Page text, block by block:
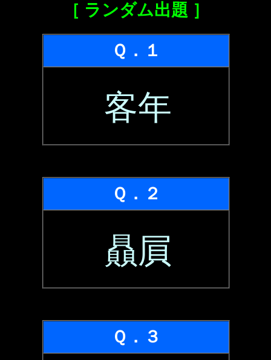
［ ランダム出題 ］
Ｑ．１
客年
Ｑ．２
贔屓
Ｑ．３